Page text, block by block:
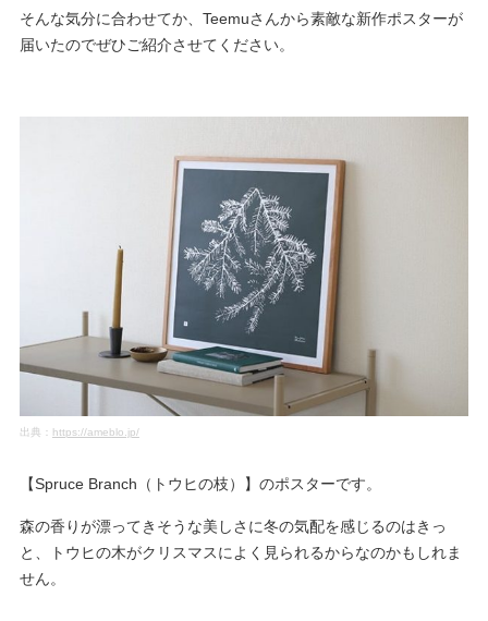
そんな気分に合わせてか、Teemuさんから素敵な新作ポスターが
届いたのでぜひご紹介させてください。
出典： https://ameblo.jp/
【Spruce Branch（トウヒの枝）】のポスターです。
森の香りが漂ってきそうな美しさに冬の気配を感じるのはきっ
と、トウヒの木がクリスマスによく見られるからなのかもしれま
せん。